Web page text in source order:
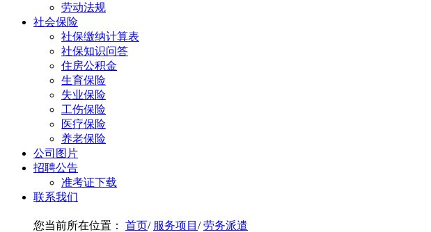
劳动法规
社会保险
社保缴纳计算表
社保知识问答
住房公积金
生育保险
失业保险
工伤保险
医疗保险
养老保险
公司图片
招聘公告
准考证下载
联系我们
您当前所在位置： 首页/ 服务项目 /劳务派遣